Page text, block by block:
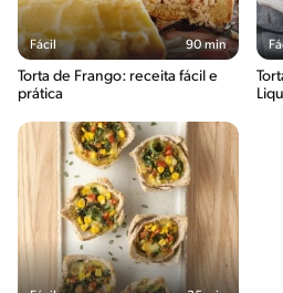
Fácil 90 min
Torta de Frango: receita fácil e
prática